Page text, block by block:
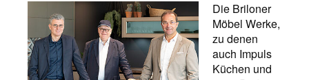
Die Briloner
Möbel Werke,
zu denen
auch Impuls
Küchen und